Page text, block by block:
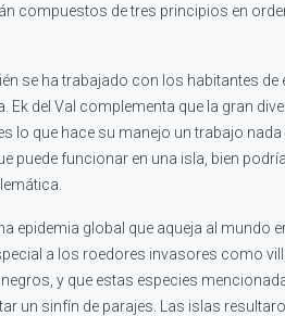
compuestos de tres principios en
se ha trabajado con los habitantes
del Val complementa que la gran
que hace su manejo un trabajo
puede funcionar en una isla, bien
global que aqueja al mundo
a los roedores invasores como
y que estas especies
sinfín de parajes. Las islas